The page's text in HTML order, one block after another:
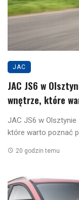
JAC
JAC JS6 w
wnętrze, które
JAC JS6 w
które warto poznać
20 godzin temu